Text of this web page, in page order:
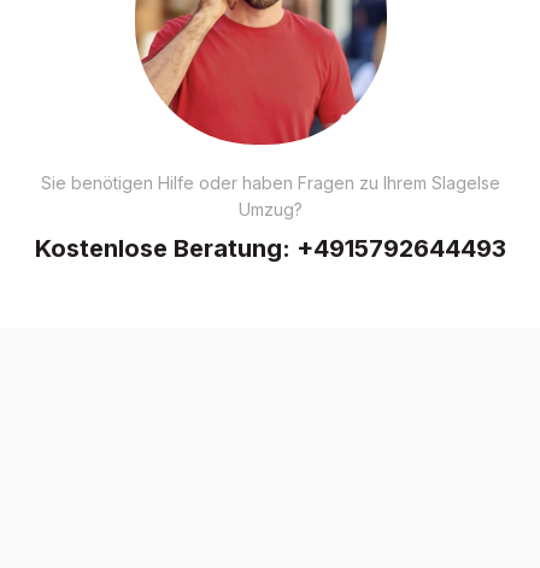
Sie benötigen Hilfe oder haben Fragen zu Ihrem Slagelse
Umzug?
Kostenlose Beratung: +4915792644493